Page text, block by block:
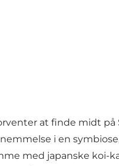
at finde midt på
i en
med japanske koi-